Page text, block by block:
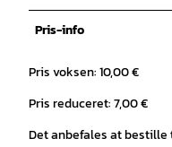
Pris-info
Pris voksen: 10,00 €
Pris reduceret: 7,00 €
Det anbefales at